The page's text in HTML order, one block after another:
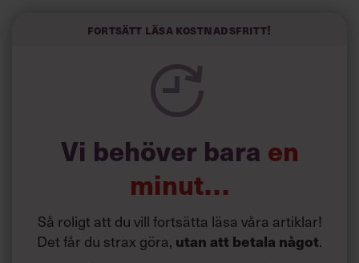
och höjt arbetsglädjen på Google:
Fortsätt läsa kostnadsfritt!
Vi behöver bara en
minut…
Så roligt att du vill fortsätta läsa våra artiklar!
Det får du strax göra, utan att betala något.